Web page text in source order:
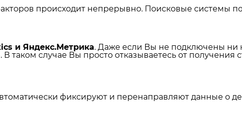
происходит непрерывно. Поисковые системы
и Яндекс.Метрика. Даже если Вы не подключены ни
таком случае Вы просто отказываетесь от получения
фиксируют и перенаправляют данные о